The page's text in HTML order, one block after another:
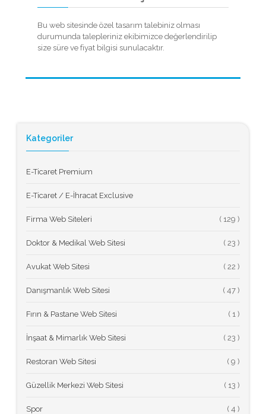
Bu web sitesinde özel tasarım talebiniz olması
durumunda talepleriniz ekibimizce değerlendirilip
size süre ve fiyat bilgisi sunulacaktır.
Kategoriler
E-Ticaret Premium
E-Ticaret / E-İhracat Exclusive
Firma Web Siteleri (
Doktor & Medikal Web Sitesi (
Avukat Web Sitesi (
Danışmanlık Web Sitesi (
Fırın & Pastane Web Sitesi (
İnşaat & Mimarlık Web Sitesi (
Restoran Web Sitesi (
Güzellik Merkezi Web Sitesi (
Spor (